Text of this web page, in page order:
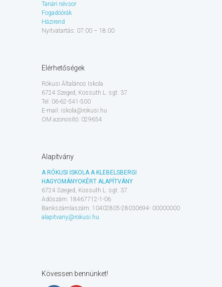
Tanári névsor
Fogadóórák
Házirend
Nyitvatartás: 07:00 – 18:00
Elérhetőségek
Rókusi Általános Iskola
6724 Szeged, Kossuth L. sgt. 37.
Tel: 06-62-541-500
E-mail: iskola@rokusi.hu
OM azonosító: 029654
Alapítvány
A RÓKUSI ISKOLA A KLEBELSBERGI
HAGYOMÁNYOKÉRT ALAPÍTVÁNY
6724 Szeged, Kossuth L. sgt. 37.
Adószám: 18467712-1-06
Bankszámlaszám: 10402805-28030694- 00000000
alapitvany@rokusi.hu
Kövessen bennünket!